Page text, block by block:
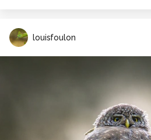
louisfoulon